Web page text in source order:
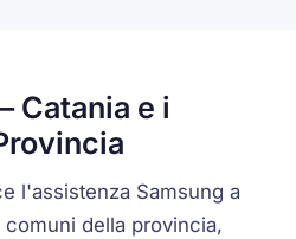
Catania e i
l'assistenza Samsung a
della provincia,